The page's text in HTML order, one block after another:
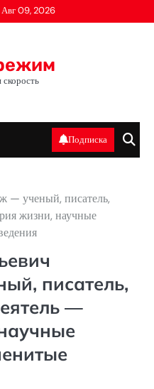
Авг 09, 2026
Подписка
— ученый, писатель,
жизни, научные
писатель,
—